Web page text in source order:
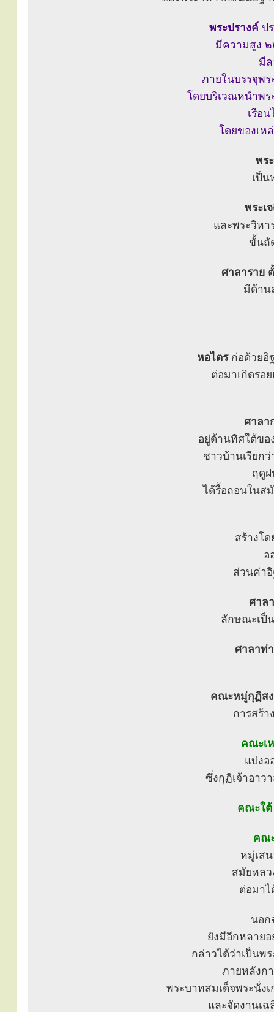
พระปรางค์ ป
มีความสูง ๒
มี
ภายในบรรจุพ
โดยบริเวณหน้าพ
เรือ
โดยของเห
พร
เป็น
พระเ
และพระวิห
ขั้นถั
ศาลารายตั้
มีด้าน
หอไตรก่อด้วยอิ
ต่อมาเกิดรอ
ศาลา
อยู่ด้านทิศใต้ข
ชาวบ้านเรียก
ฤดู
ได้รื้อถอนในส
สร้างโด
อ
ส่วนค่า
ศาล
ลักษณะเป็
ศาลาท่
คณะหมู่กุฏิส
การสร้
คณะเ
แบ่งอ
ซึ่งกุฏิเจ้าอา
คณะใต้
คณ
หมู่เส
สมัยหลว
ต่อมาไ
นอก
ยังมีอีกหลาย
กล่าวได้ว่าเป็นพ
ภายหลังก
พระบาทสมเด็จพระนั่ง
และจัดงานเ